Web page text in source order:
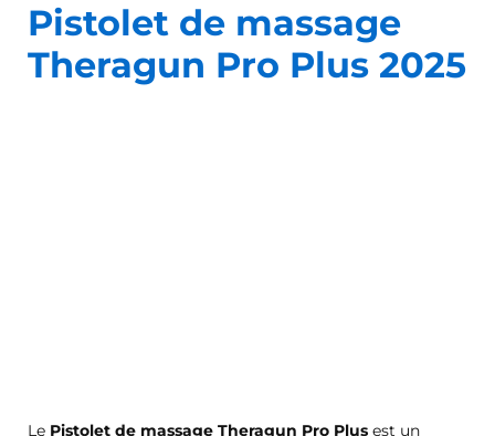
Pistolet de massage
Theragun Pro Plus 2025
Le Pistolet de massage Theragun Pro Plus est un